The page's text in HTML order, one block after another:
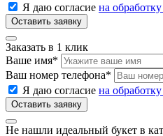
Я даю согласие на
Заказать в 1 клик
Ваше имя*
Ваш номер телефона*
Я даю согласие на
Не нашли идеальный букет в